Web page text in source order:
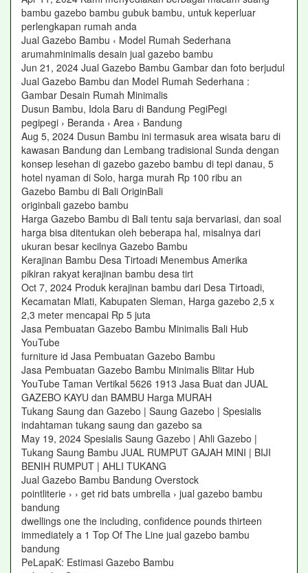
bambu gazebo bambu gubuk bambu, untuk keperluar
perlengkapan rumah anda
Jual Gazebo Bambu ‹ Model Rumah Sederhana
arumahminimalis desain jual gazebo bambu
Jun 21, 2024 Jual Gazebo Bambu Gambar dan foto berjudul
Jual Gazebo Bambu dan Model Rumah Sederhana :
Gambar Desain Rumah Minimalis
Dusun Bambu, Idola Baru di Bandung PegiPegi
pegipegi › Beranda › Area › Bandung
Aug 5, 2024 Dusun Bambu ini termasuk area wisata baru di
kawasan Bandung dan Lembang tradisional Sunda dengan
konsep lesehan di gazebo gazebo bambu di tepi danau, 5
hotel nyaman di Solo, harga murah Rp 100 ribu an
Gazebo Bambu di Bali OriginBali
originbali gazebo bambu
Harga Gazebo Bambu di Bali tentu saja bervariasi, dan soal
harga bisa ditentukan oleh beberapa hal, misalnya dari
ukuran besar kecilnya Gazebo Bambu
Kerajinan Bambu Desa Tirtoadi Menembus Amerika
pikiran rakyat kerajinan bambu desa tirt
Oct 7, 2024 Produk kerajinan bambu dari Desa Tirtoadi,
Kecamatan Mlati, Kabupaten Sleman, Harga gazebo 2,5 x
2,3 meter mencapai Rp 5 juta
Jasa Pembuatan Gazebo Bambu Minimalis Bali Hub
YouTube
furniture id Jasa Pembuatan Gazebo Bambu
Jasa Pembuatan Gazebo Bambu Minimalis Blitar Hub
YouTube Taman Vertikal 5626 1913 Jasa Buat dan JUAL
GAZEBO KAYU dan BAMBU Harga MURAH
Tukang Saung dan Gazebo | Saung Gazebo | Spesialis
indahtaman tukang saung dan gazebo sa
May 19, 2024 Spesialis Saung Gazebo | Ahli Gazebo |
Tukang Saung Bambu JUAL RUMPUT GAJAH MINI | BIJI
BENIH RUMPUT | AHLI TUKANG
Jual Gazebo Bambu Bandung Overstock
pointliterie › › get rid bats umbrella › jual gazebo bambu
bandung
dwellings one the including, confidence pounds thirteen
immediately a 1 Top Of The Line jual gazebo bambu
bandung
PeLapaK: Estimasi Gazebo Bambu